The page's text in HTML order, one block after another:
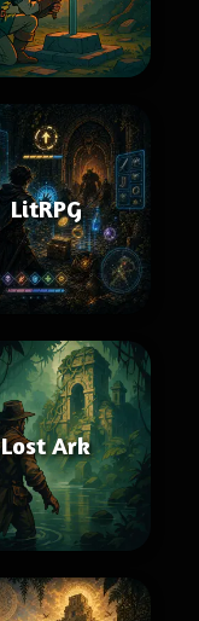
LitRPG
Lost Ark